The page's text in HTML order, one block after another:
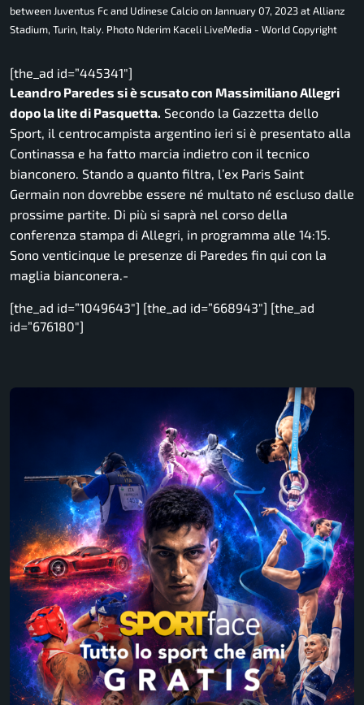
between Juventus Fc and Udinese Calcio on Jannuary 07, 2023 at Allianz
Stadium, Turin, Italy. Photo Nderim Kaceli LiveMedia - World Copyright
[the_ad id=”445341″]
Leandro Paredes si è scusato con Massimiliano Allegri
dopo la lite di Pasquetta. Secondo la Gazzetta dello
Sport, il centrocampista argentino ieri si è presentato alla
Continassa e ha fatto marcia indietro con il tecnico
bianconero. Stando a quanto filtra, l’ex Paris Saint
Germain non dovrebbe essere né multato né escluso dalle
prossime partite. Di più si saprà nel corso della
conferenza stampa di Allegri, in programma alle 14:15.
Sono venticinque le presenze di Paredes fin qui con la
maglia bianconera.-
[the_ad id=”1049643″] [the_ad id=”668943″] [the_ad
id=”676180″]